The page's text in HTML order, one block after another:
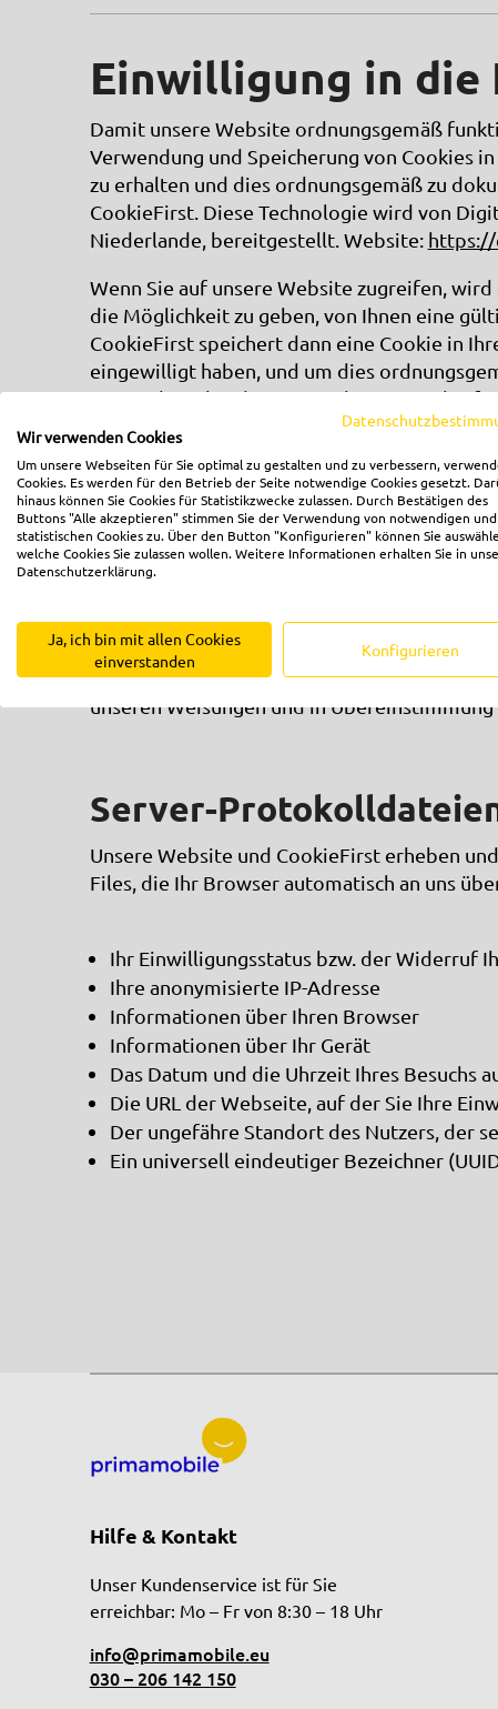
Einwilligung in die
Damit unsere Website ordnungsgemäß
Verwendung und Speicherung von Cookies
zu erhalten und dies ordnungsgemäß zu
CookieFirst. Diese Technologie wird von
Niederlande, bereitgestellt. Website:
Wenn Sie auf unsere Website zugreifen,
die Möglichkeit zu geben, von Ihnen eine
CookieFirst speichert dann eine Cookie in
eingewilligt haben, und um dies
gespeichert, bis die vorgegebene
hiervon können bestimmte gesetzliche
CookieFirst dient der Einholung der
Rechtsgrundlage hierfür ist Artikel 6 Absatz
Wir haben mit CookieFirst einen Vertrag zur
datenschutzrechtlich erforderlichen Vertrag,
unseren Weisungen und in
Server-
Unsere Website und CookieFirst erheben
Files, die Ihr Browser automatisch an uns
Ihr Einwilligungsstatus bzw. der Widerruf
Ihre anonymisierte IP-Adresse
Informationen über Ihren Browser
Informationen über Ihr Gerät
Das Datum und die Uhrzeit Ihres Besuchs
Die URL der Webseite, auf der Sie Ihre
Der ungefähre Standort des Nutzers, der
Ein universell eindeutiger Bezeichner
Hilfe & Kontakt
Unser Kundenservice ist für Sie
erreichbar: Mo – Fr von 8:30 – 18 Uhr
info@primamobile.eu
030 – 206 142 150
Wir verwenden Cookies
Um unsere Webseiten für Sie optimal zu gestalten und zu verbessern,
Cookies. Es werden für den Betrieb der Seite notwendige Cookies gesetzt.
hinaus können Sie Cookies für Statistikzwecke zulassen. Durch Bestätigen des
Buttons "Alle akzeptieren" stimmen Sie der Verwendung von notwendigen und
statistischen Cookies zu. Über den Button "Konfigurieren" können Sie
welche Cookies Sie zulassen wollen. Weitere Informationen erhalten Sie in
Datenschutzerklärung.
Ja, ich bin mit allen Cookies
einverstanden
Konfigurieren